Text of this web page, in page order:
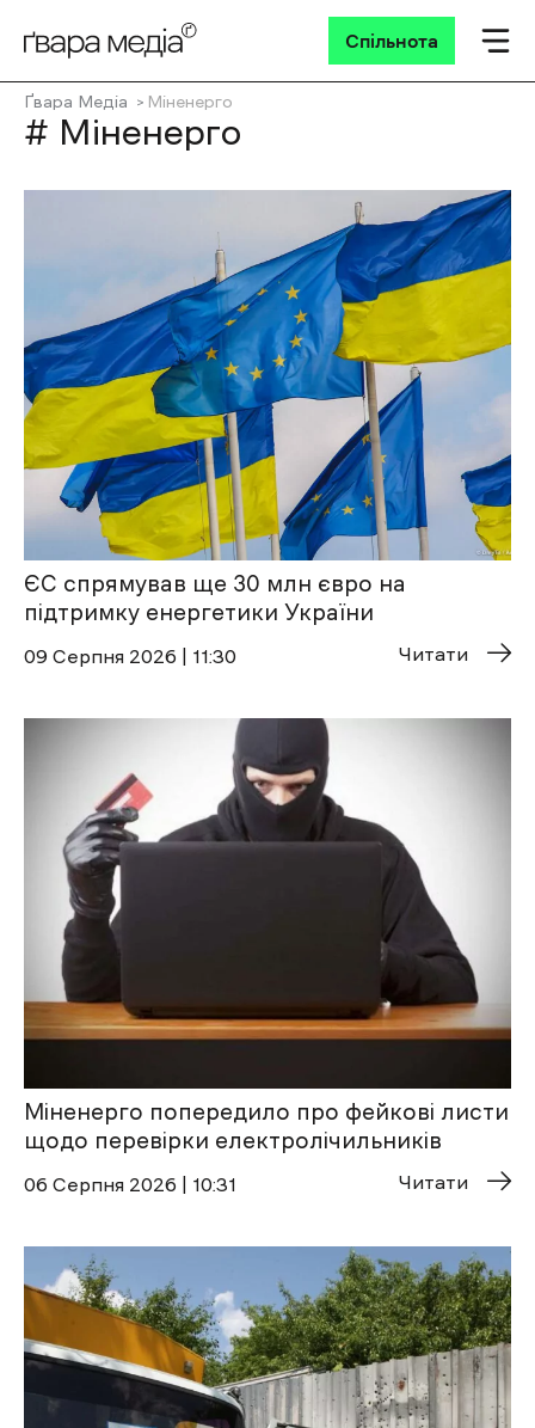
Спільнота
Ґвара Медіа Міненерго
# Міненерго
ЄС спрямував ще 30 млн євро на
підтримку енергетики України
09 Cерпня 2026 | 11:30 Читати
Міненерго попередило про фейкові листи
щодо перевірки електролічильників
06 Cерпня 2026 | 10:31 Читати